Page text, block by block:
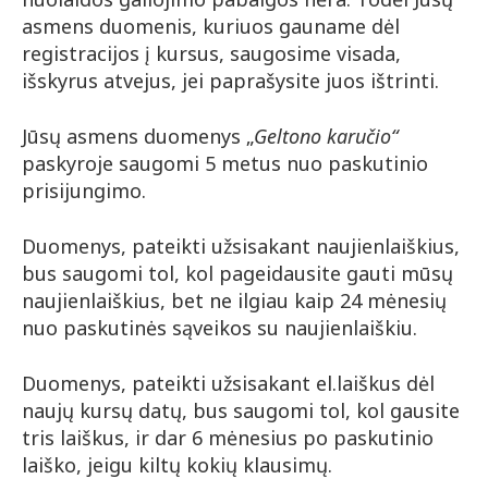
asmens duomenis, kuriuos gauname dėl
registracijos į kursus, saugosime visada,
išskyrus atvejus, jei paprašysite juos ištrinti.
Jūsų asmens duomenys „Geltono karučio“
paskyroje saugomi 5 metus nuo paskutinio
prisijungimo.
Duomenys, pateikti užsisakant naujienlaiškius,
bus saugomi tol, kol pageidausite gauti mūsų
naujienlaiškius, bet ne ilgiau kaip 24 mėnesių
nuo paskutinės sąveikos su naujienlaiškiu.
Duomenys, pateikti užsisakant el.laiškus dėl
naujų kursų datų, bus saugomi tol, kol gausite
tris laiškus, ir dar 6 mėnesius po paskutinio
laiško, jeigu kiltų kokių klausimų.